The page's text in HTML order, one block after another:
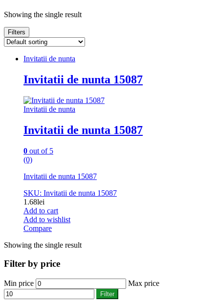
Showing the single result
Filters
Invitatii de nunta
Invitatii de nunta 15087
Invitatii de nunta
Invitatii de nunta 15087
0 out of 5
(0)
Invitatii de nunta 15087
SKU: Invitatii de nunta 15087
1.68lei
Add to cart
Add to wishlist
Compare
Showing the single result
Filter by price
Min price Max price
Filter